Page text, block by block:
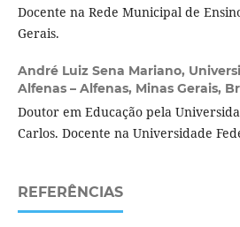
Docente na Rede Municipal de
Gerais.
André Luiz Sena Mariano,
Alfenas – Alfenas, Minas Gerais,
Doutor em Educação pela
Carlos. Docente na Universidade
REFERÊNCIAS